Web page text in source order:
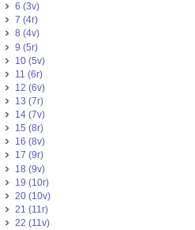
6 (3v)
7 (4r)
8 (4v)
9 (5r)
10 (5v)
11 (6r)
12 (6v)
13 (7r)
14 (7v)
15 (8r)
16 (8v)
17 (9r)
18 (9v)
19 (10r)
20 (10v)
21 (11r)
22 (11v)